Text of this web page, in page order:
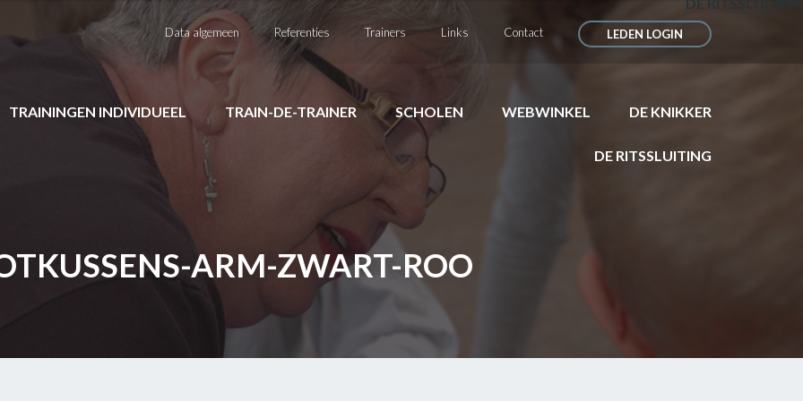
Data algemeen Referenties Trainers Links Contact LEDEN LOGIN
TRAININGEN INDIVIDUEEL TRAIN-DE-TRAINER SCHOLEN WEBWINKEL DE KNIKKER
DE RITSSLUITING
ARM-ZWART-ROO